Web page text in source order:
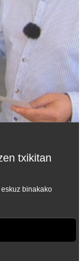
txikitan
binakako